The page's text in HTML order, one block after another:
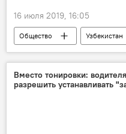
16 июля 2019, 16:05
Общество
Узбекистан
Шавкат Мирзиёев
Вместо тонировки:
разрешить устанавливать